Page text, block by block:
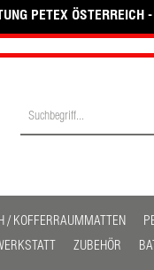
PETEX
/ KOFFERRAUMMATTEN
ZUBEHÖR